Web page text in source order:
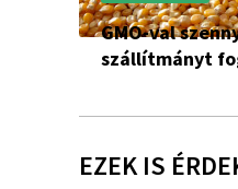
GMO-val
szállítmányt
EZEK IS